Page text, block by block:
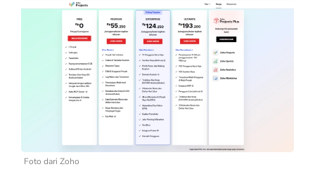
Foto dari Zoho